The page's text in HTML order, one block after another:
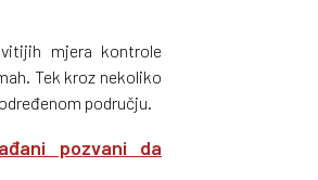
mjera kontrole
Tek kroz nekoliko
području.
pozvani da